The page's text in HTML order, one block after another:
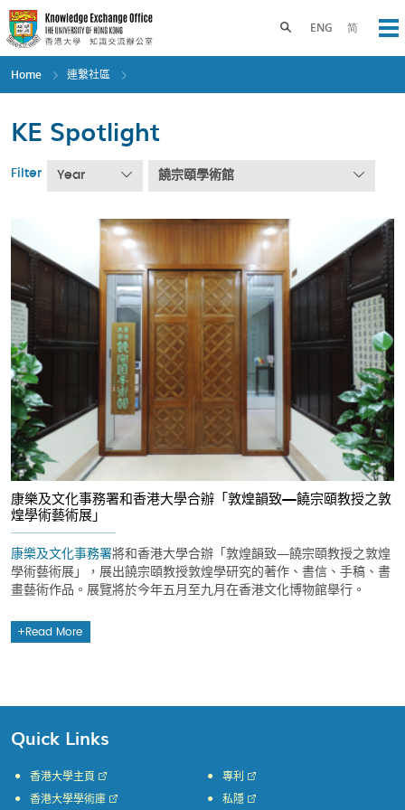
Skip
to
main
content
ENG 简
Toggle search panel
Home 連繫社區
KE Spotlight
Filter Year 饒宗頤學術館
康樂及文化事務署和香港大學合辦「敦煌韻致—饒宗頤教授之敦
煌學術藝術展」
康樂及文化事務署將和香港大學合辦「敦煌韻致—饒宗頤教授之敦煌
學術藝術展」，展出饒宗頤教授敦煌學研究的著作、書信、手稿、書
畫藝術作品。展覽將於今年五月至九月在香港文化博物館舉行。
Read More
Quick Links
香港大學主頁
香港大學學術庫
專利
私隱